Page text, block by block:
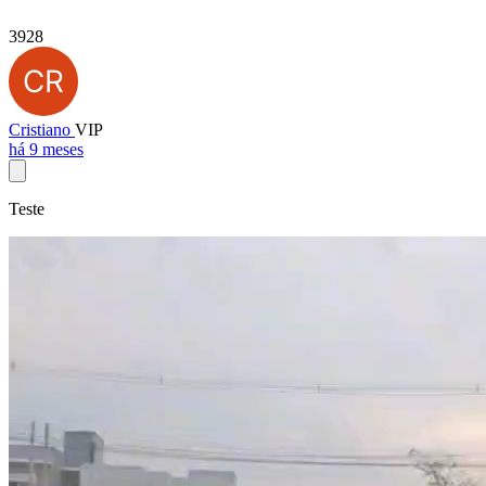
3928
Cristiano VIP
há 9 meses
Teste